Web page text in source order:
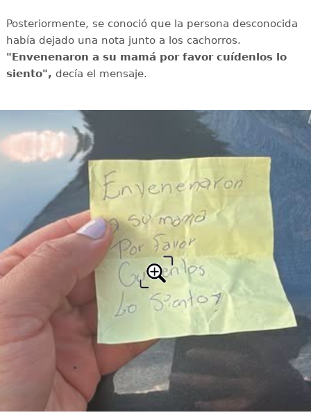
Posteriormente, se conoció que la persona desconocida
había dejado una nota junto a los cachorros.
"Envenenaron a su mamá por favor cuídenlos lo
siento", decía el mensaje.